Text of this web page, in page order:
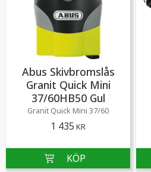
Abus Skivbromslås
Granit Quick Mini
37/60HB50 Gul
Granit Quick Mini 37/60
1 435 KR